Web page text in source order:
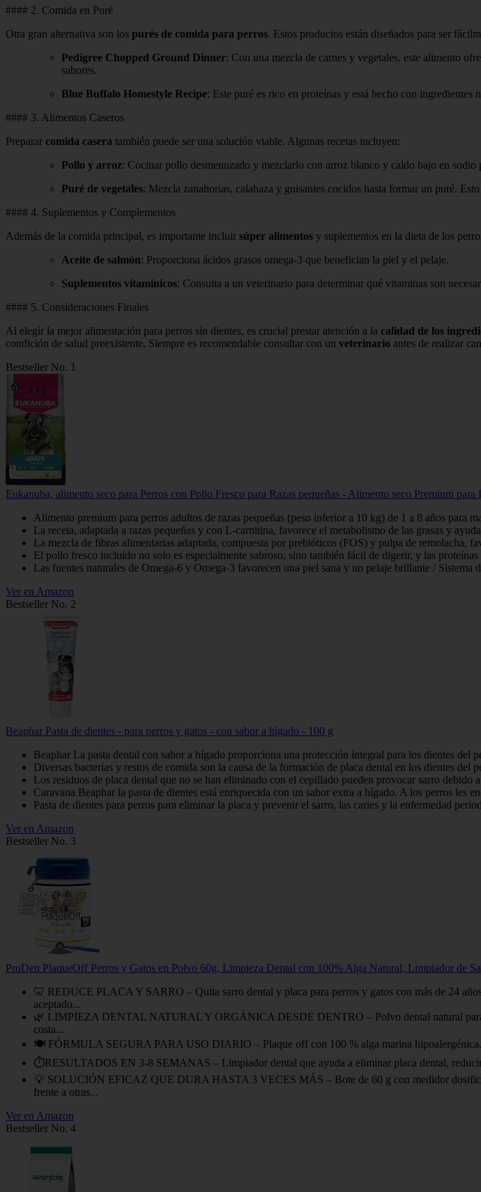
#### 2. Comida en Puré
Otra gran alternativa son los purés de comida para perros. Estos productos están diseñados para ser
Pedigree Chopped Ground Dinner: Con una mezcla de carnes y vegetales, este alimento
sabores.
Blue Buffalo Homestyle Recipe: Este puré es rico en proteínas y está hecho con
#### 3. Alimentos Caseros
Preparar comida casera también puede ser una solución viable. Algunas recetas incluyen:
Pollo y arroz: Cocinar pollo desmenuzado y mezclarlo con arroz blanco y caldo bajo en
Puré de vegetales: Mezcla zanahorias, calabaza y guisantes cocidos hasta formar un puré.
#### 4. Suplementos y Complementos
Además de la comida principal, es importante incluir súper alimentos y suplementos en la dieta de los
Aceite de salmón: Proporciona ácidos grasos omega-3 que benefician la piel y el pelaje.
Suplementos vitamínicos: Consulta a un veterinario para determinar qué vitaminas son
#### 5. Consideraciones Finales
Al elegir la mejor alimentación para perros sin dientes, es crucial prestar atención a la calidad de los
condición de salud preexistente. Siempre es recomendable consultar con un veterinario antes de realizar
Bestseller No. 1
Eukanuba, alimento seco para Perros con Pollo Fresco para Razas pequeñas - Alimento seco Premium para
Alimento premium para perros adultos de razas pequeñas (peso inferior a 10 kg) de 1 a 8 años para
La receta, adaptada a razas pequeñas y con L-carnitina, favorece el metabolismo de las grasas y
La mezcla de fibras alimentarias adaptada, compuesta por prebióticos (FOS) y pulpa de remolacha,
El pollo fresco incluido no solo es especialmente sabroso, sino también fácil de digerir, y las
Las fuentes naturales de Omega-6 y Omega-3 favorecen una piel sana y un pelaje brillante /
Ver en Amazon
Bestseller No. 2
Beaphar Pasta de dientes - para perros y gatos - con sabor a hígado - 100 g
Beaphar La pasta dental con sabor a hígado proporciona una protección integral para los dientes
Diversas bacterias y restos de comida son la causa de la formación de placa dental en los dientes
Los residuos de placa dental que no se han eliminado con el cepillado pueden provocar sarro
Caravana Beaphar la pasta de dientes está enriquecida con un sabor extra a hígado. A los perros les
Pasta de dientes para perros para eliminar la placa y prevenir el sarro, las caries y la enfermedad
Ver en Amazon
Bestseller No. 3
ProDen PlaqueOff Perros y Gatos en Polvo 60g, Limpieza Dental con 100% Alga Natural, Limpiador de
🦷 REDUCE PLACA Y SARRO – Quita sarro dental y placa para perros y gatos con más de 24
aceptado...
🌿 LIMPIEZA DENTAL NATURAL Y ORGÁNICA DESDE DENTRO – Polvo dental natural para
costa...
🍽️ FÓRMULA SEGURA PARA USO DIARIO – Plaque off con 100 % alga marina hipoalergénica.
⏱️RESULTADOS EN 3-8 SEMANAS – Limpiador dental que ayuda a eliminar placa dental,
💡 SOLUCIÓN EFICAZ QUE DURA HASTA 3 VECES MÁS – Bote de 60 g con medidor
frente a otras...
Ver en Amazon
Bestseller No. 4